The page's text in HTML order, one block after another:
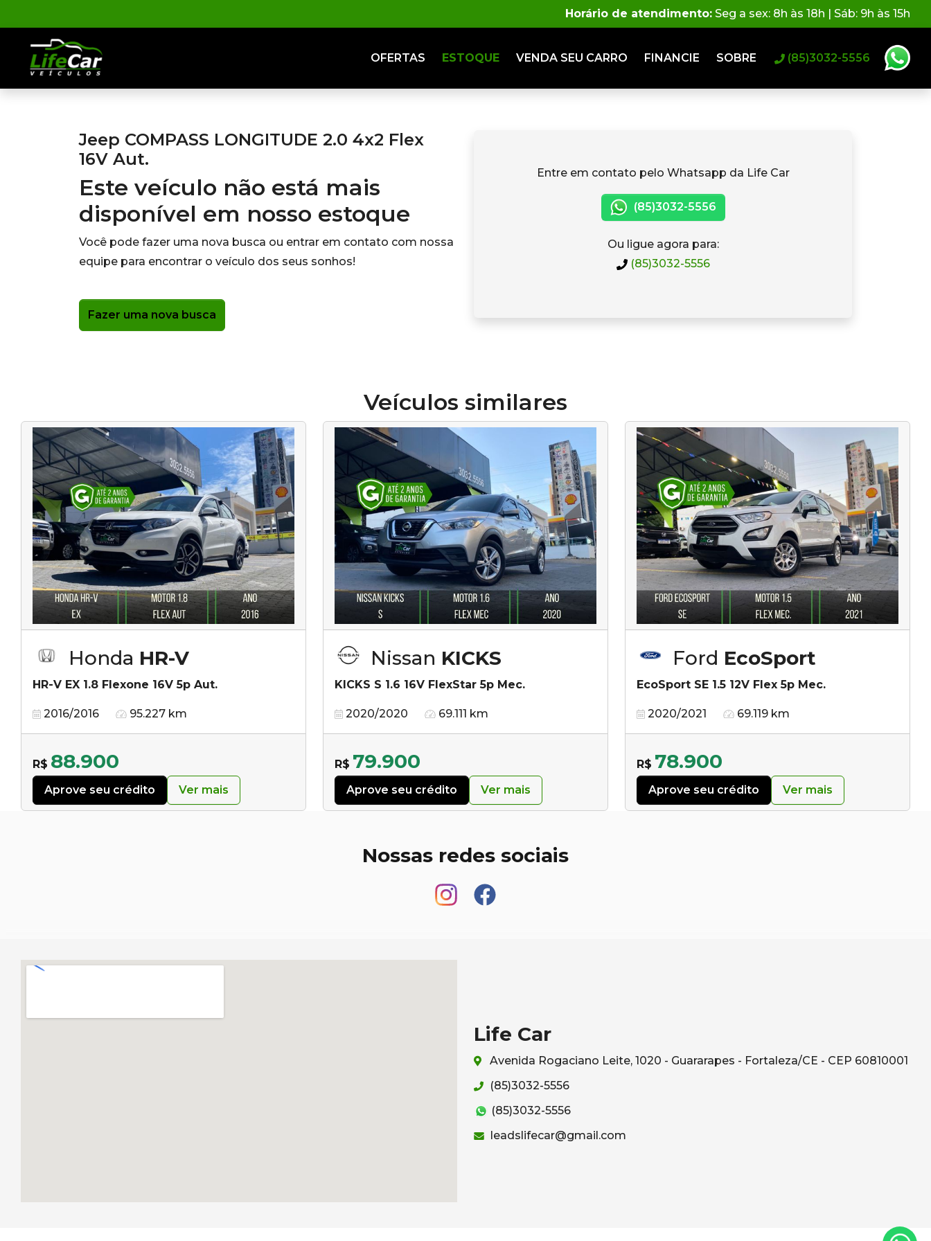
Horário de atendimento: Seg a sex: 8h às 18h | Sáb: 9h às 15h
OFERTAS ESTOQUE VENDA SEU CARRO FINANCIE SOBRE (85)3032-5556
Jeep COMPASS LONGITUDE 2.0 4x2 Flex
16V Aut.
Este veículo não está mais
disponível em nosso estoque
Você pode fazer uma nova busca ou entrar em contato com nossa
equipe para encontrar o veículo dos seus sonhos!
Fazer uma nova busca
Entre em contato pelo Whatsapp da Life Car
(85)3032-5556
Ou ligue agora para:
(85)3032-5556
Veículos similares
Honda HR-V
HR-V EX 1.8 Flexone 16V 5p Aut.
2016/2016 95.227 km
R$ 88.900
Aprove seu crédito Ver mais
Nissan KICKS
KICKS S 1.6 16V FlexStar 5p Mec.
2020/2020 69.111 km
R$ 79.900
Aprove seu crédito Ver mais
Ford EcoSport
EcoSport SE 1.5 12V Flex 5p Mec.
2020/2021 69.119 km
R$ 78.900
Aprove seu crédito Ver mais
Nossas redes sociais
Life Car
Avenida Rogaciano Leite, 1020 - Guararapes - Fortaleza/CE - CEP 60810001
(85)3032-5556
(85)3032-5556
leadslifecar@gmail.com